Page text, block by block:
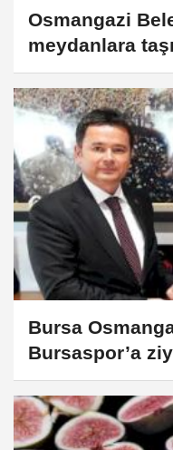
Osmangazi
meydanlara
Bursa
Bursaspor’a